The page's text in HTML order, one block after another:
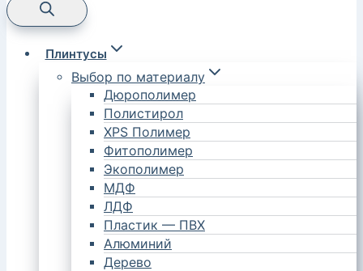
Плинтусы
Выбор по материалу
Дюрополимер
Полистирол
XPS Полимер
Фитополимер
Экополимер
МДФ
ЛДФ
Пластик — ПВХ
Алюминий
Дерево